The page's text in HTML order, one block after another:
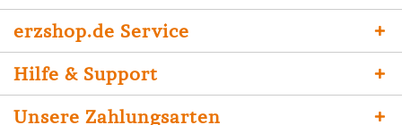
erzshop.de Service
Hilfe & Support
Unsere Zahlungsarten